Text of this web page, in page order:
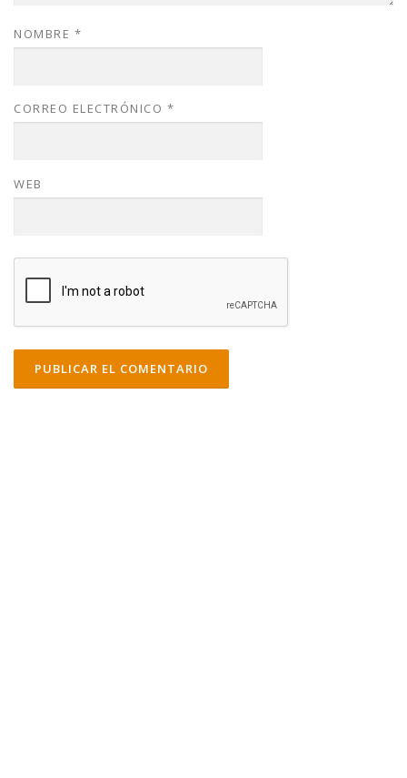
NOMBRE *
CORREO ELECTRÓNICO *
WEB